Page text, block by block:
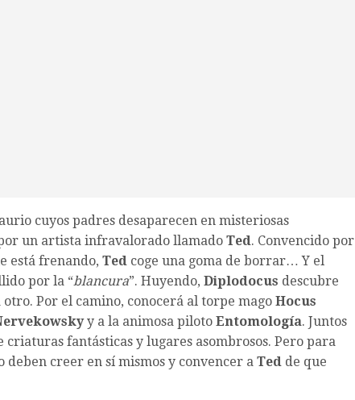
cuyos padres desaparecen en misteriosas
un artista infravalorado llamado Ted. Convencido por
está frenando, Ted coge una goma de borrar… Y el
por la “blancura”. Huyendo, Diplodocus descubre
Por el camino, conocerá al torpe mago Hocus
y a la animosa piloto Entomología. Juntos
fantásticas y lugares asombrosos. Pero para
deben creer en sí mismos y convencer a Ted de que